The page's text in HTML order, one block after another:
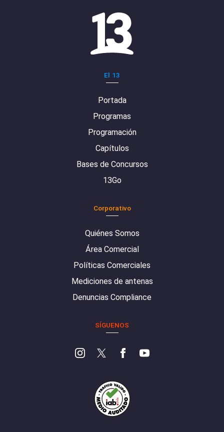
El 13
Portada
Programas
Programación
Capítulos
Bases de Concursos
13Go
Corporativo
Quiénes Somos
Área Comercial
Políticas Comerciales
Mediciones de antenas
Denuncias Compliance
SÍGUENOS